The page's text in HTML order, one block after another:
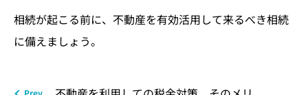
相続が起こる前に、不動産を有効活用して来るべき相続
に備えましょう。